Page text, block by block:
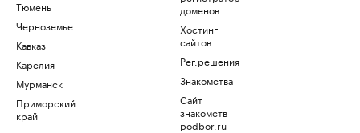
Тюмень
Черноземье
Кавказ
Карелия
Мурманск
Приморский
край
доменов
Хостинг
сайтов
Рег.решения
Знакомства
Сайт
знакомств
podbor.ru